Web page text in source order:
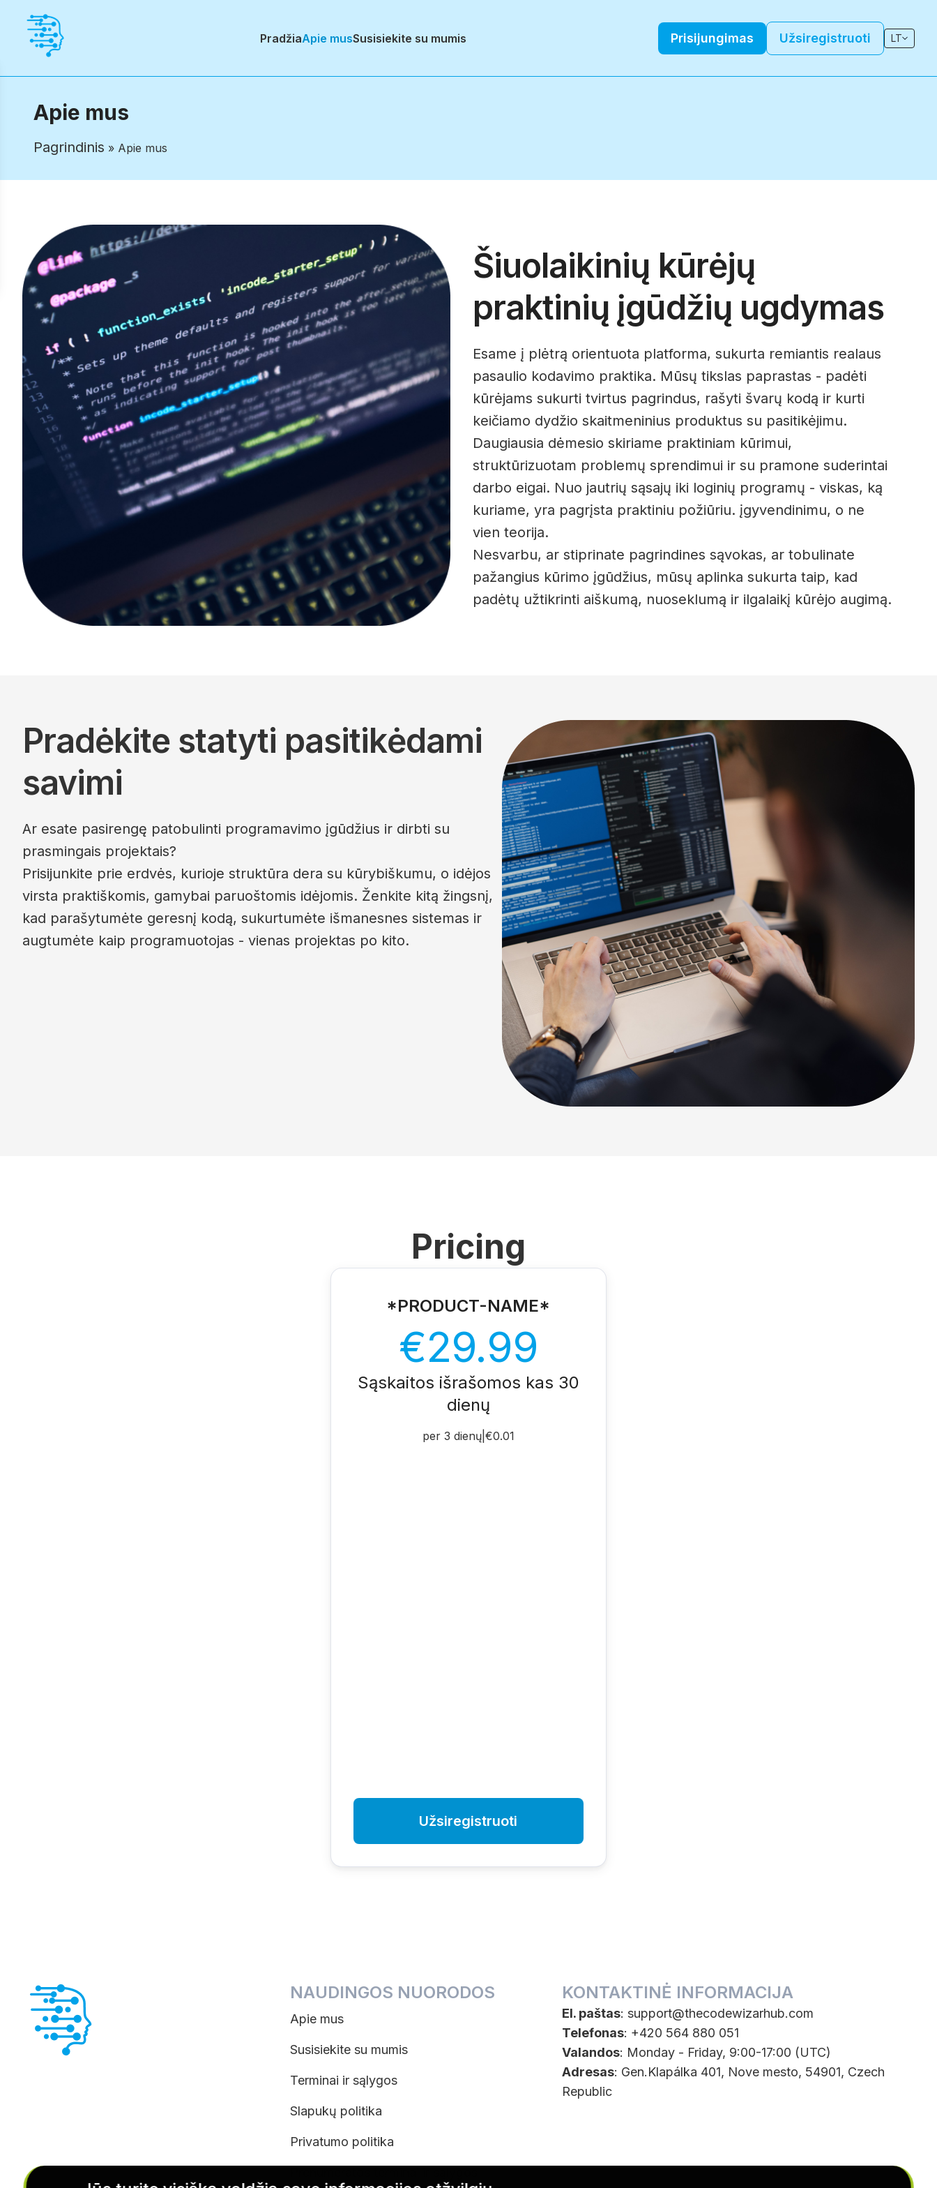
PradžiaApie musSusisiekite su mumis Prisijungimas Užsiregistruoti LT
Apie mus
Pagrindinis » Apie mus
Šiuolaikinių kūrėjų
praktinių įgūdžių ugdymas
Esame į plėtrą orientuota platforma, sukurta remiantis realaus
pasaulio kodavimo praktika. Mūsų tikslas paprastas - padėti
kūrėjams sukurti tvirtus pagrindus, rašyti švarų kodą ir kurti
keičiamo dydžio skaitmeninius produktus su pasitikėjimu.
Daugiausia dėmesio skiriame praktiniam kūrimui,
struktūrizuotam problemų sprendimui ir su pramone suderintai
darbo eigai. Nuo jautrių sąsajų iki loginių programų - viskas, ką
kuriame, yra pagrįsta praktiniu požiūriu. įgyvendinimu, o ne
vien teorija.
Nesvarbu, ar stiprinate pagrindines sąvokas, ar tobulinate
pažangius kūrimo įgūdžius, mūsų aplinka sukurta taip, kad
padėtų užtikrinti aiškumą, nuoseklumą ir ilgalaikį kūrėjo augimą.
Pradėkite statyti pasitikėdami
savimi
Ar esate pasirengę patobulinti programavimo įgūdžius ir dirbti su
prasmingais projektais?
Prisijunkite prie erdvės, kurioje struktūra dera su kūrybiškumu, o idėjos
virsta praktiškomis, gamybai paruoštomis idėjomis. Ženkite kitą žingsnį,
kad parašytumėte geresnį kodą, sukurtumėte išmanesnes sistemas ir
augtumėte kaip programuotojas - vienas projektas po kito.
Pricing
*PRODUCT-NAME*
€29.99
Sąskaitos išrašomos kas 30
dienų
per 3 dienų| €0.01
Užsiregistruoti
NAUDINGOS NUORODOS
Apie mus
Susisiekite su mumis
Terminai ir sąlygos
Slapukų politika
Privatumo politika
KONTAKTINĖ INFORMACIJA
El. paštas: support@thecodewizarhub.com
Telefonas: +420 564 880 051
Valandos: Monday - Friday, 9:00-17:00 (UTC)
Adresas: Gen.Klapálka 401, Nove mesto, 54901, Czech
Republic